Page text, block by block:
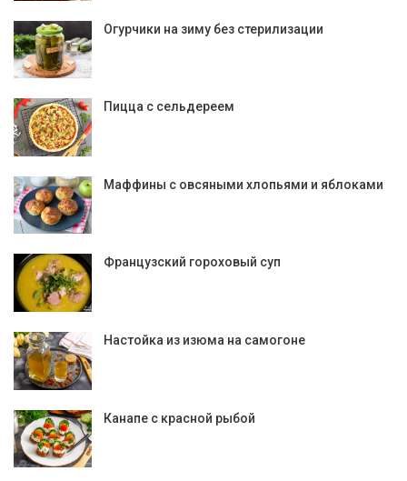
Огурчики на зиму без стерилизации
Пицца с сельдереем
Маффины с овсяными хлопьями и яблоками
Французский гороховый суп
Настойка из изюма на самогоне
Канапе с красной рыбой